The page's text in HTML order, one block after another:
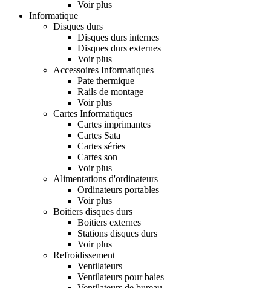
Voir plus
Informatique
Disques durs
Disques durs internes
Disques durs externes
Voir plus
Accessoires Informatiques
Pate thermique
Rails de montage
Voir plus
Cartes Informatiques
Cartes imprimantes
Cartes Sata
Cartes séries
Cartes son
Voir plus
Alimentations d'ordinateurs
Ordinateurs portables
Voir plus
Boitiers disques durs
Boitiers externes
Stations disques durs
Voir plus
Refroidissement
Ventilateurs
Ventilateurs pour baies